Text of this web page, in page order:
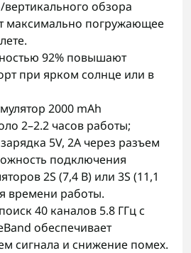
вертикального обзора
максимально погружающее
92% повышают
при ярком солнце или в
2000 mAh
2–2.2 часов работы;
5V, 2A через разъем
подключения
2S (7,4 В) или 3S (11,1
времени работы.
40 каналов 5.8 ГГц с
обеспечивает
сигнала и снижение помех.